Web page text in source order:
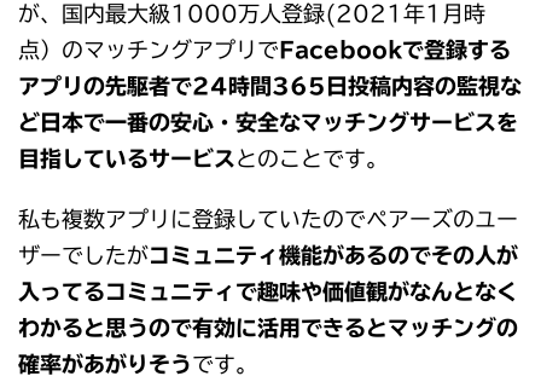
が、国内最大級1000万人登録(2021年1月時
点）のマッチングアプリで Facebookで登録する
アプリの先駆者で24時間365日投稿内容の監視な
ど日本で一番の安心・安全なマッチングサービスを
目指しているサービス とのことです。
私も複数アプリに登録していたのでペアーズのユー
ザーでしたがコミュニティ機能があるのでその人が
入ってるコミュニティで趣味や価値観がなんとなく
わかると思うので有効に活用できるとマッチングの
確率があがりそうです。